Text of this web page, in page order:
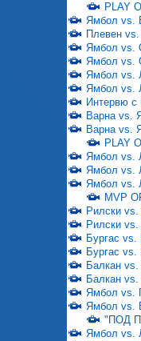
PLAY
Ямбол vs.
Плевен
Ямбол vs.
Ямбол vs.
Ямбол vs.
Ямбол vs.
Интервю
Варна vs.
Варна vs.
PLAY
Ямбол vs.
Ямбол vs.
Ямбол vs.
MVP
Рилски
Рилски
Бургас
Бургас
Балкан
Балкан
Ямбол vs.
Ямбол vs.
"ПОД
Ямбол vs.